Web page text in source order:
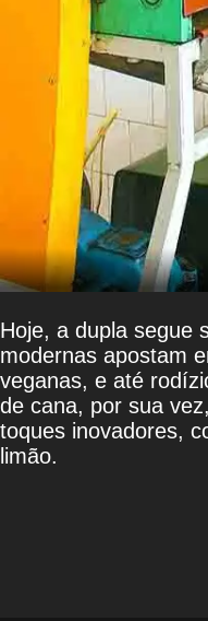
Hoje, a dupla segue
modernas apostam
veganas, e até
de cana, por sua
toques inovadores,
limão.